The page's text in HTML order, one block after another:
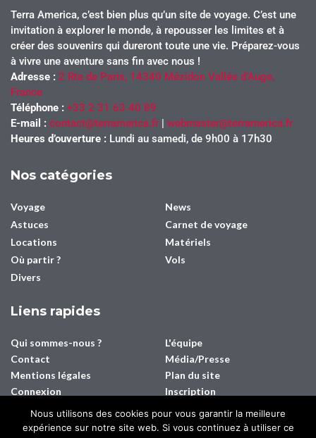
Terra America, c’est bien plus qu’un site de voyage. C’est une
invitation à explorer le monde, à repousser les limites et à
créer des souvenirs qui dureront toute une vie. Préparez-vous
à vivre une aventure sans fin avec nous !
Adresse : 2 Rte de Paris, 14340 Mézidon Vallée d’Auge,
France
Téléphone : +33 2 31 63 40 89
E-mail : contact@terramerica.fr | webmaster@terramerica.fr
Heures d’ouverture : Lundi au samedi, de 9h00 à 17h30
Nos catégories
Voyage
News
Astuces
Carnet de voyage
Locations
Matériels
Où partir ?
Vols
Divers
Liens rapides
Qui sommes-nous ?
L'équipe
Contact
Média/Presse
Mentions légales
Plan du site
Connexion
Inscription
Nous utilisons des cookies pour vous garantir la meilleure
expérience sur notre site web. Si vous continuez à utiliser ce